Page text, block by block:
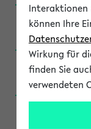
Anglistik:
(Einschreibung
Anglistik:
(Einschreibung
Anglistik:
(Einschreibung
Interaktionen
können Ihre
Wirkung für
finden Sie
verwendeten